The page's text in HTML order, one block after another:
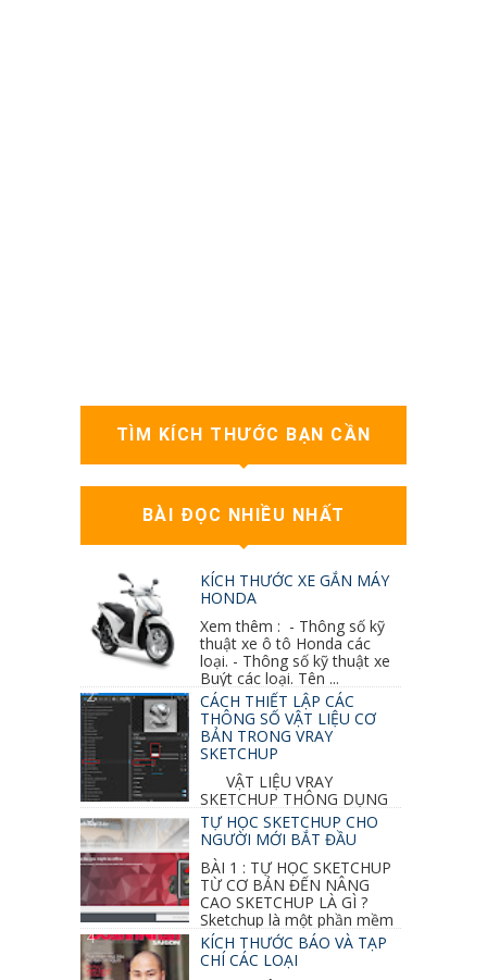
TÌM KÍCH THƯỚC BẠN CẦN
BÀI ĐỌC NHIỀU NHẤT
KÍCH THƯỚC XE GẮN MÁY
HONDA
Xem thêm : - Thông số kỹ
thuật xe ô tô Honda các
loại. - Thông số kỹ thuật xe
Buýt các loại. Tên ...
CÁCH THIẾT LẬP CÁC
THÔNG SỐ VẬT LIỆU CƠ
BẢN TRONG VRAY
SKETCHUP
VẬT LIỆU VRAY
SKETCHUP THÔNG DỤNG
NHẤT 1. VẬT LIỆU VRAY INOX BÓNG: ●
Diffuse : đen ● Reflection color ...
TỰ HỌC SKETCHUP CHO
NGƯỜI MỚI BẮT ĐẦU
BÀI 1 : TỰ HỌC SKETCHUP
TỪ CƠ BẢN ĐẾN NÂNG
CAO SKETCHUP LÀ GÌ ?
Sketchup là một phần mềm
vẽ 3d của Google, nó khá dễ sữ...
KÍCH THƯỚC BÁO VÀ TẠP
CHÍ CÁC LOẠI